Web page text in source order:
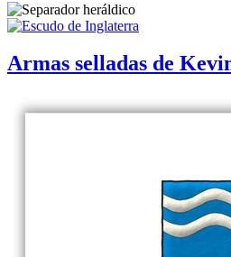
Armas selladas de